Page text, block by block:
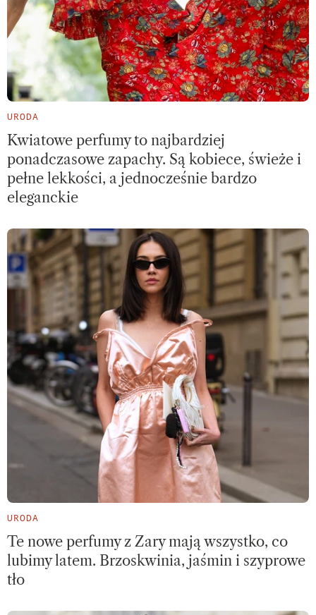
URODA
Kwiatowe perfumy to najbardziej
ponadczasowe zapachy. Są kobiece, świeże i
pełne lekkości, a jednocześnie bardzo
eleganckie
URODA
Te nowe perfumy z Zary mają wszystko, co
lubimy latem. Brzoskwinia, jaśmin i szyprowe
tło